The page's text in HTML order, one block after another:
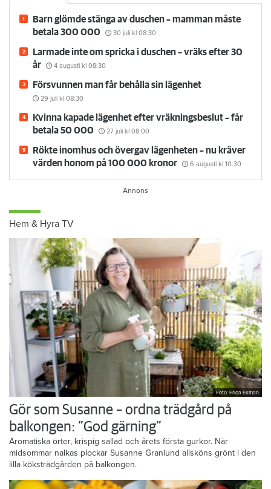
Barn glömde stänga av duschen – mamman måste
betala 300 000
30 juli kl 08:30
Larmade inte om spricka i duschen – vräks efter 30
år
4 augusti kl 08:30
Försvunnen man får behålla sin lägenhet
29 juli kl 08:30
Kvinna kapade lägenhet efter vräkningsbeslut – får
betala 50 000
27 juli kl 08:00
Rökte inomhus och övergav lägenheten – nu kräver
värden honom på 100 000 kronor
6 augusti kl 10:30
Hem & Hyra TV
Foto: Frida Ekman
Gör som Susanne – ordna trädgård på
balkongen: ”God gärning”
Aromatiska örter, krispig sallad och årets första gurkor. När
midsommar nalkas plockar Susanne Granlund allsköns grönt i den
lilla köksträdgården på balkongen.